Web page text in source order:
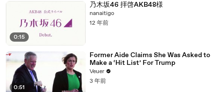
0:15
乃木坂46 拝啓AKB48様
nanaitigo
12 年前
0:51
Former Aide Claims She Was Asked to
Make a ‘Hit List’ For Trump
Veuer
3 年前